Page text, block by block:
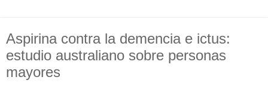
Aspirina contra la demencia e ictus:
estudio australiano sobre personas
mayores